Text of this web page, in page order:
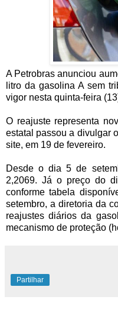
A Petrobras anunciou
litro da gasolina A sem
vigor nesta quinta-feira
O reajuste representa
estatal passou a divulgar
site, em 19 de fevereiro.
Desde o dia 5 de
2,2069. Já o preço do
conforme tabela
setembro, a diretoria da
reajustes diários da
mecanismo de proteção
Partilhar